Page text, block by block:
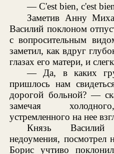
— C'est bien, c'est
Заметив Анну
Василий поклоном
с вопросительным
заметил, как вдруг
глазах его матери, и
— Да, в каких
пришлось нам
дорогой больной? —
замечая
устремленного на нее
Князь Василий
недоумения, посмотрел
Борис учтиво